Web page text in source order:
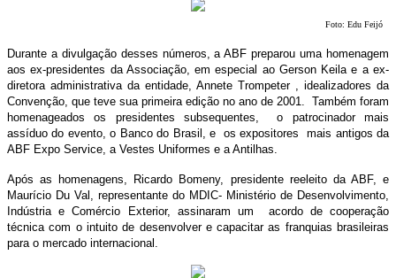
Foto: Edu Feijó
Durante a divulgação desses números, a ABF preparou uma homenagem
aos ex-presidentes da Associação, em especial ao Gerson Keila e a ex-
diretora administrativa da entidade, Annete Trompeter , idealizadores da
Convenção, que teve sua primeira edição no ano de 2001. Também foram
homenageados os presidentes subsequentes, o patrocinador mais
assíduo do evento, o Banco do Brasil, e os expositores mais antigos da
ABF Expo Service, a Vestes Uniformes e a Antilhas.
Após as homenagens, Ricardo Bomeny, presidente reeleito da ABF, e
Maurício Du Val, representante do MDIC- Ministério de Desenvolvimento,
Indústria e Comércio Exterior, assinaram um acordo de cooperação
técnica com o intuito de desenvolver e capacitar as franquias brasileiras
para o mercado internacional.